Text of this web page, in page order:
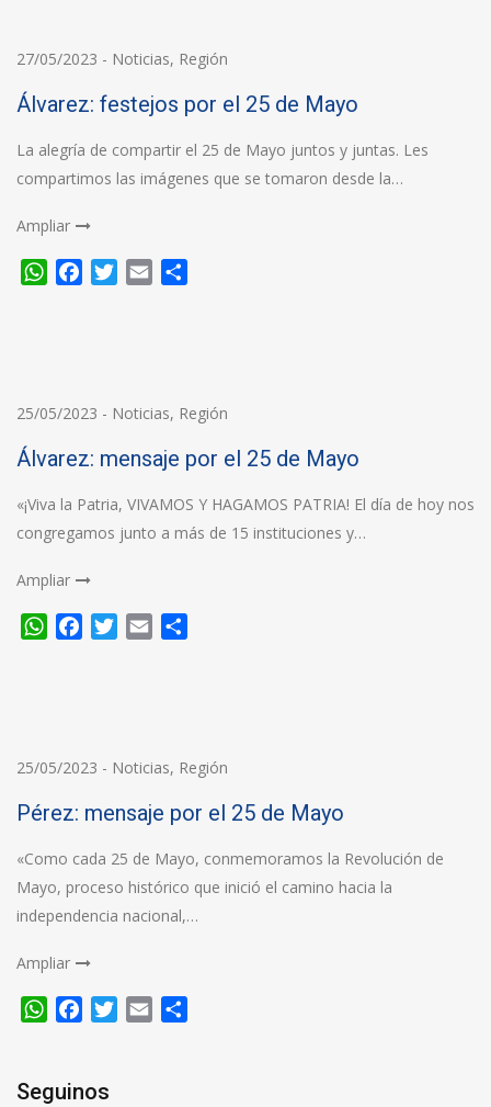
27/05/2023 - Noticias, Región
Álvarez: festejos por el 25 de Mayo
La alegría de compartir el 25 de Mayo juntos y juntas. Les
compartimos las imágenes que se tomaron desde la…
Ampliar
WhatsApp
FacebookTwitter
Email
25/05/2023 - Noticias, Región
Álvarez: mensaje por el 25 de Mayo
«¡Viva la Patria, VIVAMOS Y HAGAMOS PATRIA! El día de hoy nos
congregamos junto a más de 15 instituciones y…
Ampliar
WhatsApp
FacebookTwitter
Email
25/05/2023 - Noticias, Región
Pérez: mensaje por el 25 de Mayo
«Como cada 25 de Mayo, conmemoramos la Revolución de
Mayo, proceso histórico que inició el camino hacia la
independencia nacional,…
Ampliar
WhatsApp
FacebookTwitter
Email
Seguinos